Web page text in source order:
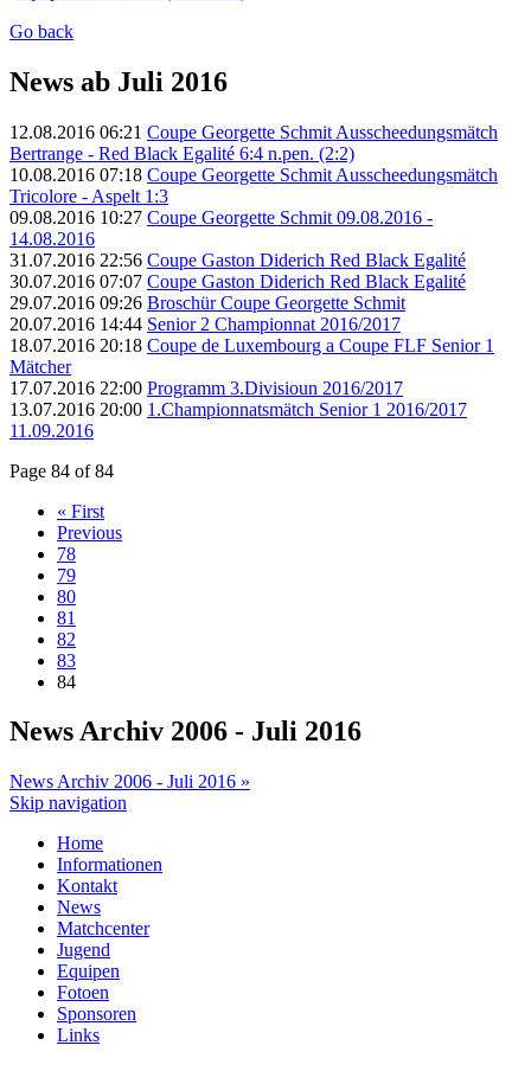
Go back
News ab Juli 2016
12.08.2016 06:21 Coupe Georgette Schmit Ausscheedungsmätch
Bertrange - Red Black Egalité 6:4 n.pen. (2:2)
10.08.2016 07:18 Coupe Georgette Schmit Ausscheedungsmätch
Tricolore - Aspelt 1:3
09.08.2016 10:27 Coupe Georgette Schmit 09.08.2016 -
14.08.2016
31.07.2016 22:56 Coupe Gaston Diderich Red Black Egalité
30.07.2016 07:07 Coupe Gaston Diderich Red Black Egalité
29.07.2016 09:26 Broschür Coupe Georgette Schmit
20.07.2016 14:44 Senior 2 Championnat 2016/2017
18.07.2016 20:18 Coupe de Luxembourg a Coupe FLF Senior 1
Mätcher
17.07.2016 22:00 Programm 3.Divisioun 2016/2017
13.07.2016 20:00 1.Championnatsmätch Senior 1 2016/2017
11.09.2016
Page 84 of 84
« First
Previous
78
79
80
81
82
83
84
News Archiv 2006 - Juli 2016
News Archiv 2006 - Juli 2016 »
Skip navigation
Home
Informationen
Kontakt
News
Matchcenter
Jugend
Equipen
Fotoen
Sponsoren
Links